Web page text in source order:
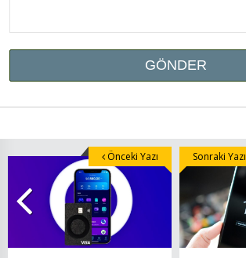
Önceki Yazı Sonraki Yazı